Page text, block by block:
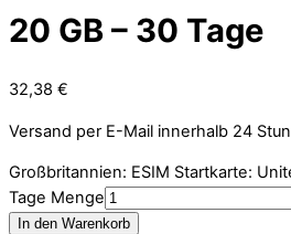
20 GB – 30 Tage
32,38 €
Versand per E-Mail innerhalb 24
Großbritannien: ESIM Startkarte:
Tage Menge
In den Warenkorb